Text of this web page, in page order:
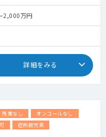
2,000万円
詳細をみる
残業なし
オンコールなし
症例数充実